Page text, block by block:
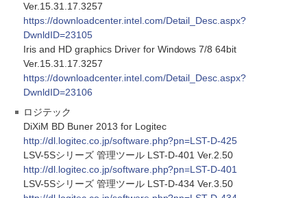
Ver.15.31.17.3257
https://downloadcenter.intel.com/Detail_Desc.aspx?
DwnldID=23105
Iris and HD graphics Driver for Windows 7/8 64bit
Ver.15.31.17.3257
https://downloadcenter.intel.com/Detail_Desc.aspx?
DwnldID=23106
ロジテック
DiXiM BD Buner 2013 for Logitec
http://dl.logitec.co.jp/software.php?pn=LST-D-425
LSV-5Sシリーズ 管理ツール LST-D-401 Ver.2.50
http://dl.logitec.co.jp/software.php?pn=LST-D-401
LSV-5Sシリーズ 管理ツール LST-D-434 Ver.3.50